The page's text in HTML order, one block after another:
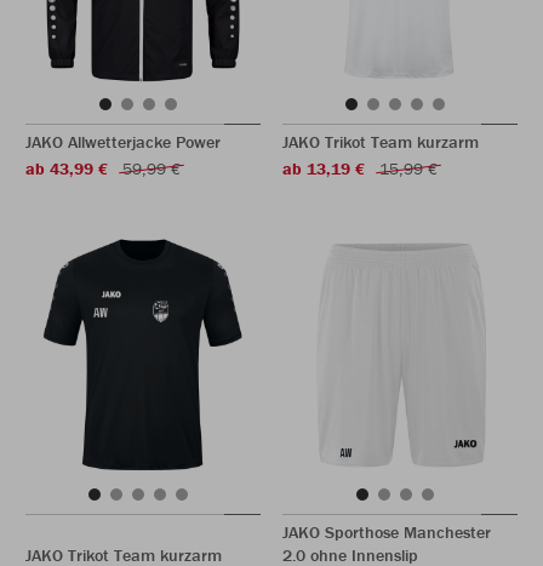
JAKO Allwetterjacke Power
ab 43,99 €
59,99 €
JAKO Trikot Team kurzarm
ab 13,19 €
15,99 €
JAKO Trikot Team kurzarm
JAKO Sporthose Manchester
2.0 ohne Innenslip